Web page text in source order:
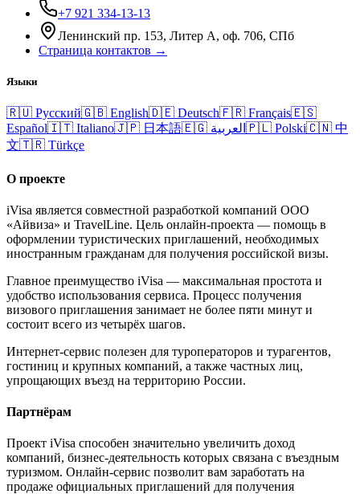
+7 921 334-13-13
Ленинский пр. 153, Литер А, оф. 706, СПб
Страница контактов →
Языки
🇷🇺 Русский🇬🇧 English🇩🇪 Deutsch🇫🇷 Français🇪🇸
Español🇮🇹 Italiano🇯🇵 日本語🇪🇬 العربية 🇵🇱 Polski🇨🇳 中
文🇹🇷 Türkçe
О проекте
iVisa является совместной разработкой компаний ООО
«Айвиза» и TravelLine. Цель онлайн-проекта — помощь в
оформлении туристических приглашений, необходимых
иностранным гражданам для получения российской визы.
Главное преимущество iVisa — максимальная простота и
удобство использования сервиса. Процесс получения
визового приглашения занимает не более пяти минут и
состоит всего из четырёх шагов.
Интернет-сервис полезен для туроператоров и турагентов,
гостиниц и крупных компаний, а также частных лиц,
упрощающих въезд на территорию России.
Партнёрам
Проект iVisa способен значительно увеличить доход
компаний, бизнес-деятельность которых связана с въездным
туризмом. Онлайн-сервис позволит вам заработать на
продаже официальных приглашений для получения